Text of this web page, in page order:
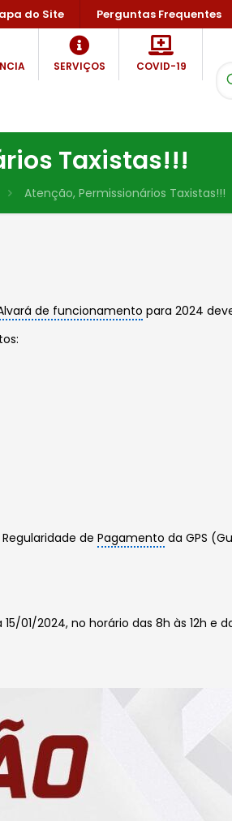
do Site Perguntas Frequentes
SERVIÇOS COVID-19
Taxistas!!!
Atenção, Permissionários Taxistas!!!
de funcionamento para 2024
dePagamento da GPS
01/2024, no horário das 8h às 12h e